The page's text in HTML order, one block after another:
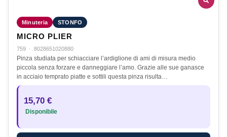
Minuteria STONFO
MICRO PLIER
759 · 8028651020880
Pinza studiata per schiacciare l’ardiglione di ami di misura medio
piccola senza forzare e danneggiare l’amo. Grazie alle sue ganasce
in acciaio temprato piatte e sottili questa pinza risulta…
15,70 €
Disponibile